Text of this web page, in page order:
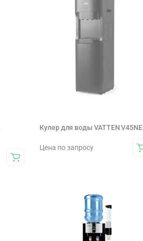
Кулер для воды VATTEN V45NE
Цена по запросу